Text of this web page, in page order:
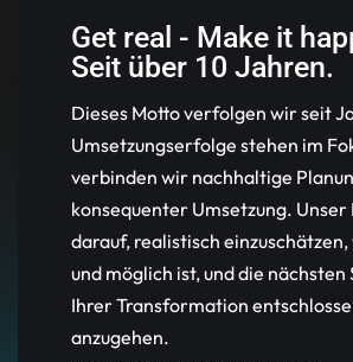
Get real - Make it
Seit über 10 Jahren.
Dieses Motto verfolgen wir seit
Umsetzungserfolge stehen im
verbinden wir nachhaltige
konsequenter Umsetzung. Unser
darauf, realistisch
und möglich ist, und die nächsten
Ihrer Transformation
anzugehen.